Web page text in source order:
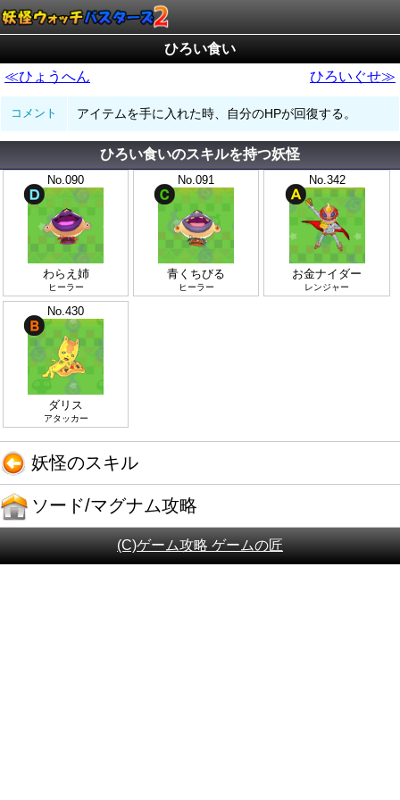
ひろい食い
≪ひょうへん
ひろいぐせ≫
コメント アイテムを手に入れた時、自分のHPが回復する。
ひろい食いのスキルを持つ妖怪
No.090
わらえ姉
ヒーラー
No.091
青くちびる
ヒーラー
No.342
お金ナイダー
レンジャー
No.430
ダリス
アタッカー
妖怪のスキル
ソード/マグナム攻略
(C)ゲーム攻略 ゲームの匠